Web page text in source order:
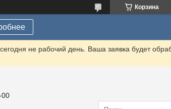
Корзина
не рабочий день. Ваша заявка будет